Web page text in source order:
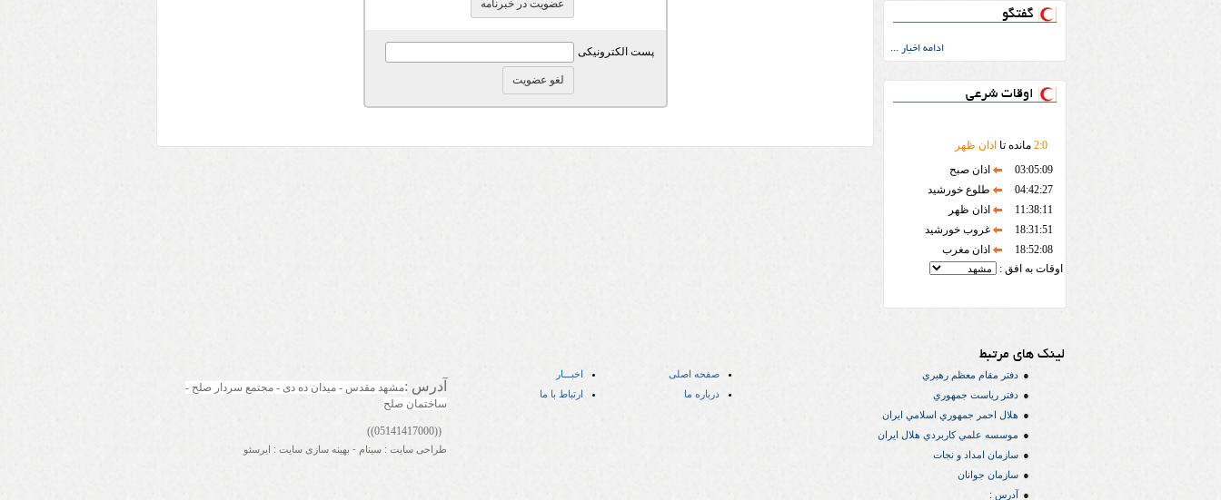
گفتگو
ادامه اخبار ...
اوقات شرعی
2:0 مانده تا اذان ظهر
03:05:09
اذان صبح
04:42:27
طلوع خورشید
11:38:11
اذان ظهر
18:31:51
غروب خورشید
18:52:08
اذان مغرب
اوقات به افق :
پست الکترونیکی
لینک های مرتبط
دفتر مقام معظم رهبري
دفتر رياست جمهوري
هلال احمر جمهوري اسلامي ايران
موسسه علمي كاربردي هلال ایران
سازمان امداد و نجات
سازمان جوانان
آدرس :
صفحه اصلی
اخبـــار
درباره ما
ارتباط با ما آدرس :
ساختمان صلح
((05141417000))
طراحی سایت : سینام - بهینه سازی سایت : ایرسئو